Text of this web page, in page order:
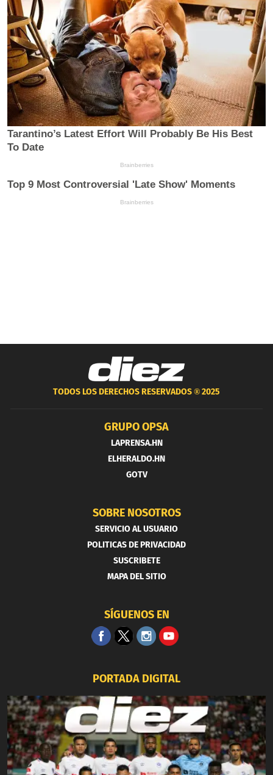
TODOS LOS DERECHOS RESERVADOS ®2025
GRUPO OPSA
LAPRENSA.HN
ELHERALDO.HN
GOTV
SOBRE NOSOTROS
SERVICIO AL USUARIO
POLITICAS DE PRIVACIDAD
SUSCRIBETE
MAPA DEL SITIO
SÍGUENOS EN
PORTADA DIGITAL